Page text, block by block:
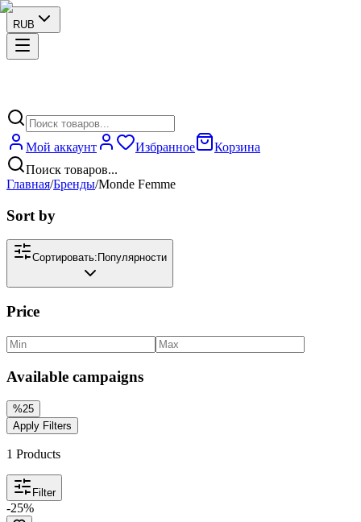
RUB
Мой аккаунт Избранное
Корзина
Поиск товаров...
Главная/Бренды/Monde Femme
Sort by
Сортировать: Популярности
Price
Available campaigns
%25
Apply Filters
1 Products
Filter
-25%